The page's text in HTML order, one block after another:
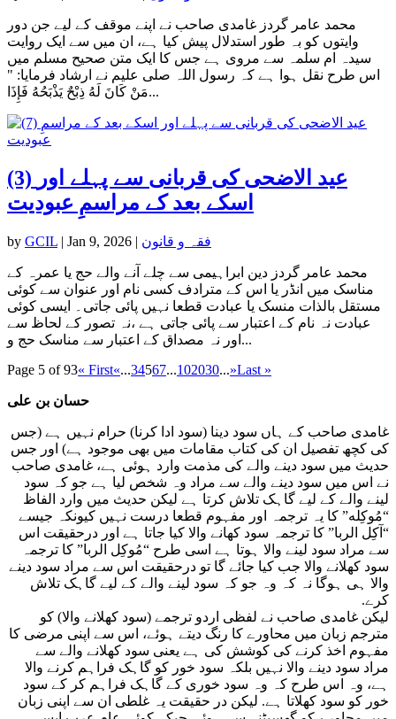
محمد عامر گردز غامدی صاحب نے اپنے موقف کے لیے جن دور
وایتوں کو بہ طور استدلال پیش کیا ہے، ان میں سے ایک روایت
سیدہ ام سلمہ سے مروی ہے جس کا ایک متن صحیح مسلم میں
اس طرح نقل ہوا ہے کہ رسول اللہ صلی علیم نے ارشاد فرمایا: "
مَنْ كَانَ لَهُ ذِبْحٌ يَذْبَحُهُ فَإِذَا...
(3) عید الاضحی کی قربانی سے پہلے اور
اسکے بعد کے مراسمِ عبودیت
by GCIL | Jan 9, 2026 | فقہ و قانون
محمد عامر گردز دین ابراہیمی سے چلے آنے والے حج یا عمرہ کے
مناسک میں انڈر یا اس کے مترادف کسی نام اور عنوان سے کوئی
مستقل بالذات منسک یا عبادت قطعا نہیں پائی جاتی۔ ایسی کوئی
عبادت نہ نام کے اعتبار سے پائی جاتی ہے ،نہ تصور کے لحاظ سے
اور نہ مصداق کے اعتبار سے مناسک حج و...
Page 5 of 93« First«...34567...102030...»Last »
حسان بن علی
غامدی صاحب کے ہاں سود دینا (سود ادا کرنا) حرام نہیں ہے (جس
کی کچھ تفصیل ان کی کتاب مقامات میں بھى موجود ہے) اور جس
حدیث میں سود دینے والے کی مذمت وارد ہوئی ہے، غامدی صاحب
نے اس میں سود دینے والے سے مراد وہ شخص لیا ہے جو کہ سود
لینے والے کے لیے گاہک تلاش کرتا ہے ليكن حدیث میں وارد الفاظ
“مُوكِله” کا یہ ترجمہ اور مفہوم قطعا درست نہیں کیونکہ جیسے
“آكِل الربا” کا ترجمہ سود کھانے والا کیا جاتا ہے اور درحقیقت اس
سے مراد سود لینے والا ہوتا ہے اسی طرح “مُوکِل الربا” کا ترجمہ
سود کھلانے والا جب کیا جائے گا تو درحقیقت اس سے مراد سود دینے
والا ہی ہوگا نہ کہ وہ جو کہ سود لینے والے کے لیے گاہک تلاش
کرے.
ليكن غامدی صاحب نے لفظی اردو ترجمے (سود کھلانے والا) کو
مترجم زبان میں محاورے کا رنگ دیتے ہوئے، اس سے اپنی مرضی کا
مفہوم اخذ کرنے کی کوشش کی ہے یعنی سود کھلانے والے سے
مراد سود دینے والا نہیں بلکہ سود خور کو گاہک فراہم کرنے والا
ہے، وہ اس طرح کہ وہ سود خوری کے گاہک فراہم کر کے سود
خور کو سود کھلاتا ہے. ليكن در حقیقت یہ غلطی ان سے اپنی زبان